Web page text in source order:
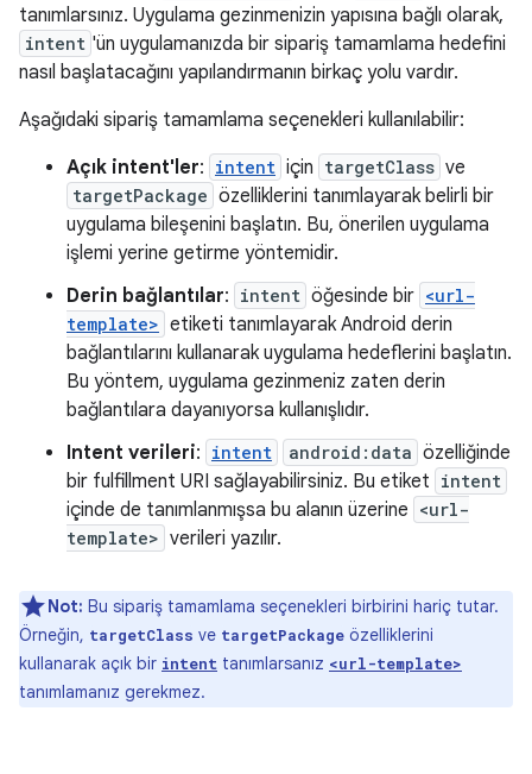
tanımlarsınız. Uygulama gezinmenizin yapısına bağlı olarak,
intent 'ün uygulamanızda bir sipariş tamamlama hedefini
nasıl başlatacağını yapılandırmanın birkaç yolu vardır.
Aşağıdaki sipariş tamamlama seçenekleri kullanılabilir:
Açık intent'ler: intent için targetClass ve
targetPackage özelliklerini tanımlayarak belirli bir
uygulama bileşenini başlatın. Bu, önerilen uygulama
işlemi yerine getirme yöntemidir.
Derin bağlantılar: intent öğesinde bir <url-
template> etiketi tanımlayarak Android derin
bağlantılarını kullanarak uygulama hedeflerini başlatın.
Bu yöntem, uygulama gezinmeniz zaten derin
bağlantılara dayanıyorsa kullanışlıdır.
Intent verileri: intent android:data özelliğinde
bir fulfillment URI sağlayabilirsiniz. Bu etiket intent
içinde de tanımlanmışsa bu alanın üzerine <url-
template> verileri yazılır.
Not: Bu sipariş tamamlama seçenekleri birbirini hariç tutar.
Örneğin, targetClass ve targetPackage özelliklerini
kullanarak açık bir intent tanımlarsanız <url-template>
tanımlamanız gerekmez.